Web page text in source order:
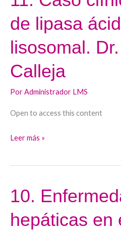
de lipasa
lisosomal.
Calleja
PorAdministrador LMS
Open to access this content
Caso
clínico:
ácida
lisosomal.
José
Leer más »
10.
hepáticas en
10.
Enfermedades
hepáticas